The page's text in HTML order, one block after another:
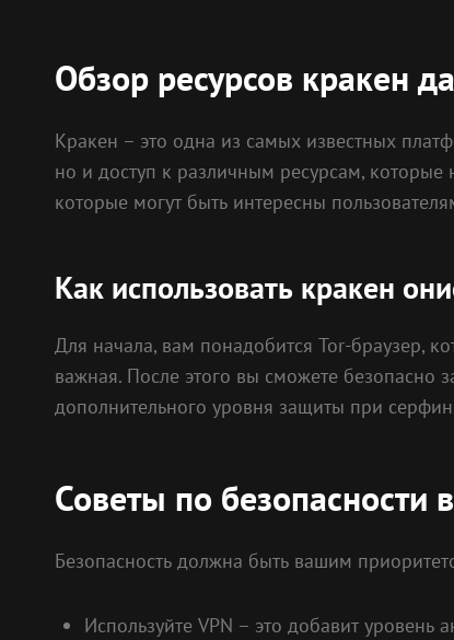
Обзор ресурсов кракен
Кракен – это одна из самых известных
но и доступ к различным ресурсам,
которые могут быть интересны
Как использовать кракен
Для начала, вам понадобится Tor-браузер,
важная. После этого вы сможете безопасно
дополнительного уровня защиты при
Советы по безопасности
Безопасность должна быть вашим
Используйте VPN – это добавит уровень